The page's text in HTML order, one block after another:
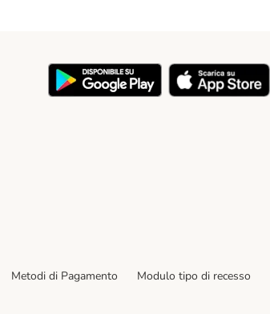
Metodi di Pagamento
Modulo tipo di recesso